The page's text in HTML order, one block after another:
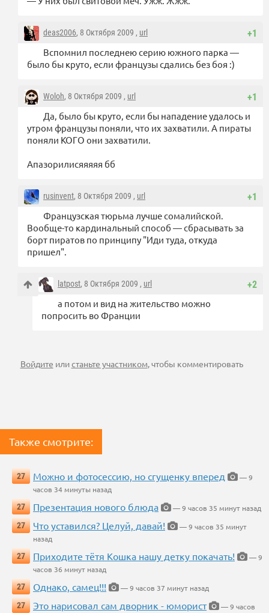
+1
deas2006, 8 Октября 2009 , url
Вспомнил последнею серию южного парка —
было бы круто, если французы сдались без боя :)
+1
Woloh, 8 Октября 2009 , url
Да, было бы круто, если бы нападение удалось и
утром французы поняли, что их захватили. А пираты
поняли КОГО они захватили.
Апазорилисяяяяя бб
+1
rusinvent, 8 Октября 2009 , url
Французская тюрьма лучше сомалийской.
Вообще-то кардинальный способ — сбрасывать за
борт пиратов по принципу "Иди туда, откуда
пришел".
+2
latpost, 8 Октября 2009 , url
а потом и вид на жительство можно
попросить во Франции
Войдите илистаньте участником, чтобы комментировать
Также смотрите:
27 Можно и фотосессию, но сгущенку вперед
— 9
часов 34 минуты назад
27
Презентация нового блюда
— 9 часов 35 минут назад
27
Что уставился? Целуй, давай!
— 9 часов 35 минут
назад
27
Приходите тётя Кошка нашу детку покачать!
— 9
часов 36 минут назад
27
Однако, самец!!!
— 9 часов 37 минут назад
27
Это нарисовал сам дворник - юморист
— 9 часов